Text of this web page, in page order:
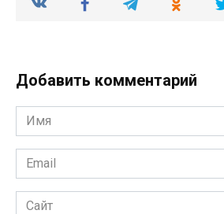
Добавить комментарий
Имя
*
Email
*
Сайт